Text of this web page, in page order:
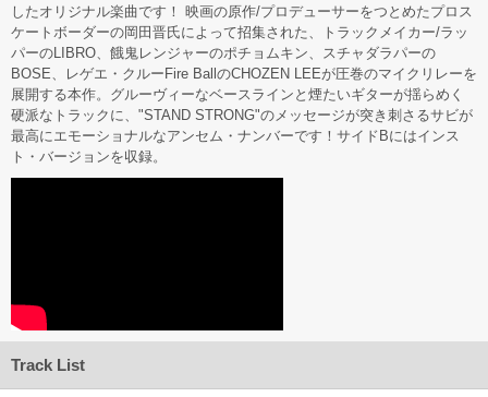
したオリジナル楽曲です！ 映画の原作/プロデューサーをつとめたプロス
ケートボーダーの岡田晋氏によって招集された、トラックメイカー/ラッ
パーのLIBRO、餓鬼レンジャーのポチョムキン、スチャダラパーの
BOSE、レゲエ・クルーFire BallのCHOZEN LEEが圧巻のマイクリレーを
展開する本作。グルーヴィーなベースラインと煙たいギターが揺らめく
硬派なトラックに、"STAND STRONG"のメッセージが突き刺さるサビが
最高にエモーショナルなアンセム・ナンバーです！サイドBにはインス
ト・バージョンを収録。
Track List